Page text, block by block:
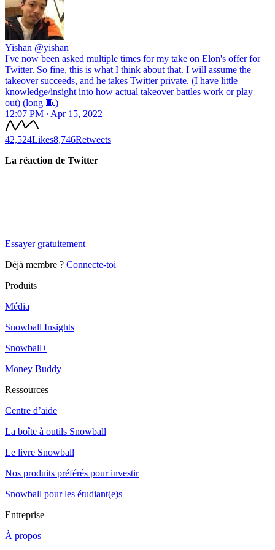
Yishan @yishan
I've now been asked multiple times for my take on Elon's offer for
Twitter. So fine, this is what I think about that. I will assume the
takeover succeeds, and he takes Twitter private. (I have little
knowledge/insight into how actual takeover battles work or play
out) (long 🧵)
12:07 PM ∙ Apr 15, 2022
42,524Likes8,746Retweets
La réaction de Twitter
Essayer gratuitement
Déjà membre ? Connecte-toi
Produits
Média
Snowball Insights
Snowball+
Money Buddy
Ressources
Centre d’aide
La boîte à outils Snowball
Le livre Snowball
Nos produits préférés pour investir
Snowball pour les étudiant(e)s
Entreprise
À propos